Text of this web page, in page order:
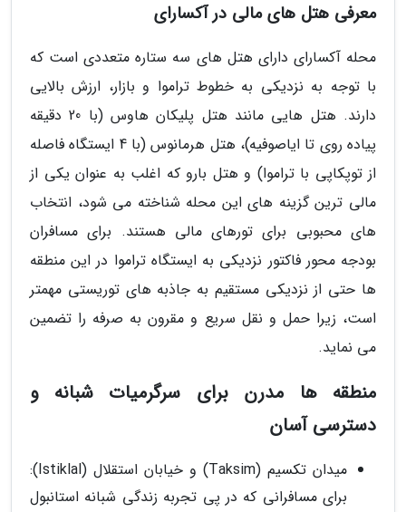
معرفی هتل های مالی در آکسارای
محله آکسارای دارای هتل های سه ستاره متعددی است که
با توجه به نزدیکی به خطوط تراموا و بازار، ارزش بالایی
دارند. هتل هایی مانند هتل پلیکان هاوس (با 20 دقیقه
پیاده روی تا ایاصوفیه)، هتل هرمانوس (با 4 ایستگاه فاصله
از توپکاپی با تراموا) و هتل بارو که اغلب به عنوان یکی از
مالی ترین گزینه های این محله شناخته می شود، انتخاب
های محبوبی برای تورهای مالی هستند. برای مسافران
بودجه محور فاکتور نزدیکی به ایستگاه تراموا در این منطقه
ها حتی از نزدیکی مستقیم به جاذبه های توریستی مهمتر
است، زیرا حمل و نقل سریع و مقرون به صرفه را تضمین
می نماید.
منطقه ها مدرن برای سرگرمیات شبانه و
دسترسی آسان
میدان تکسیم (Taksim) و خیابان استقلال (Istiklal):
برای مسافرانی که در پی تجربه زندگی شبانه استانبول